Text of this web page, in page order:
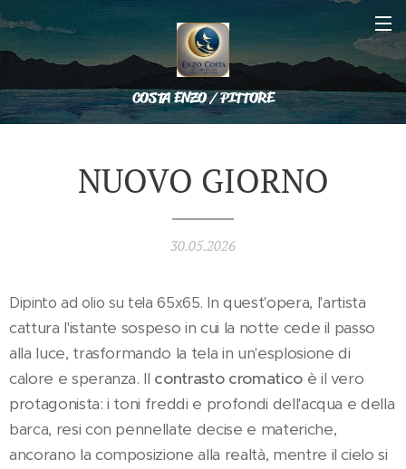
COSTA ENZO / PITTORE
NUOVO GIORNO
30.05.2026
Dipinto ad olio su tela 65x65. In quest'opera, l'artista
cattura l'istante sospeso in cui la notte cede il passo
alla luce, trasformando la tela in un'esplosione di
calore e speranza. Il contrasto cromaticoè il vero
protagonista: i toni freddi e profondi dell'acqua e della
barca, resi con pennellate decise e materiche,
ancorano la composizione alla realtà, mentre il cielo si